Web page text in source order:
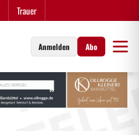
Trauer
Anmelden Abo